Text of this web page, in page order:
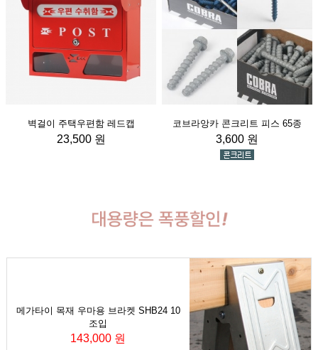
벽걸이 주택우편함 레드캡
23,500 원
코브라앙카 콘크리트 피스 65종
3,600 원
메가타이 목재 우마용 브라켓 SHB24 10
조입
143,000 원